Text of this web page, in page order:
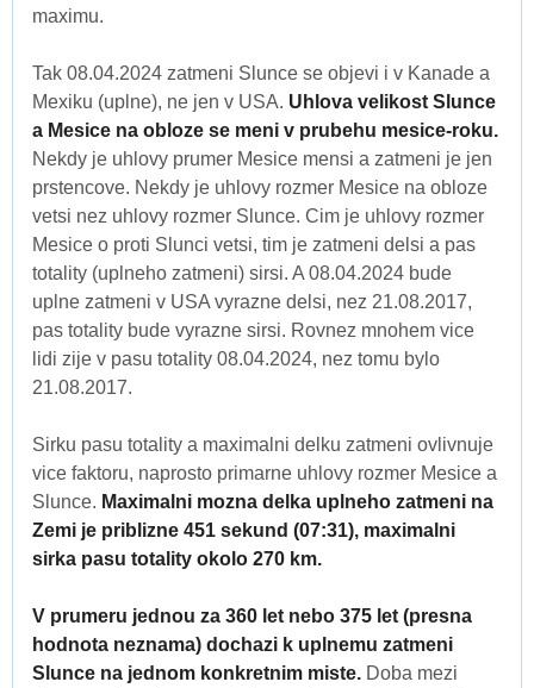
maximu.
Tak 08.04.2024 zatmeni Slunce se objevi i v Kanade a
Mexiku (uplne), ne jen v USA. Uhlova velikost Slunce
a Mesice na obloze se meni v prubehu mesice-roku.
Nekdy je uhlovy prumer Mesice mensi a zatmeni je jen
prstencove. Nekdy je uhlovy rozmer Mesice na obloze
vetsi nez uhlovy rozmer Slunce. Cim je uhlovy rozmer
Mesice o proti Slunci vetsi, tim je zatmeni delsi a pas
totality (uplneho zatmeni) sirsi. A 08.04.2024 bude
uplne zatmeni v USA vyrazne delsi, nez 21.08.2017,
pas totality bude vyrazne sirsi. Rovnez mnohem vice
lidi zije v pasu totality 08.04.2024, nez tomu bylo
21.08.2017.
Sirku pasu totality a maximalni delku zatmeni ovlivnuje
vice faktoru, naprosto primarne uhlovy rozmer Mesice a
Slunce. Maximalni mozna delka uplneho zatmeni na
Zemi je priblizne 451 sekund (07:31), maximalni
sirka pasu totality okolo 270 km.
V prumeru jednou za 360 let nebo 375 let (presna
hodnota neznama) dochazi k uplnemu zatmeni
Slunce na jednom konkretnim miste. Doba mezi